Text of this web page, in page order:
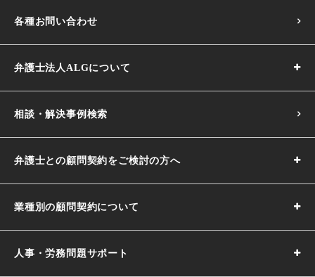
各種お問い合わせ
弁護士法人ALGについて
相談・解決事例検索
弁護士との顧問契約をご検討の方へ
業種別の顧問契約について
人事・労務問題サポート